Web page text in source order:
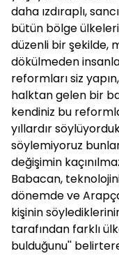
daha ızdıraplı,
bütün bölge
düzenli bir şekilde,
dökülmeden
reformları siz
halktan gelen bir
kendiniz bu
yıllardır
söylemiyoruz
değişimin
Babacan,
dönemde ve
kişinin
tarafından farklı
bulduğunu''